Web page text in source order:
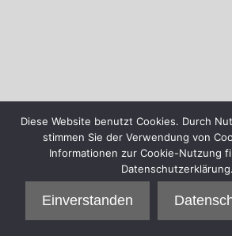
Diese Website benutzt Cookies. Durch
stimmen Sie der Verwendung von
Informationen zur Cookie-Nutzung
Datenschutzerklärung.
Einverstanden